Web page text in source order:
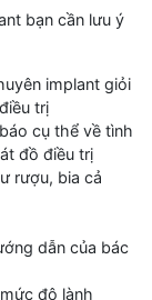
bạn cần lưu ý
implant giỏi
trị
cụ thể về tình
đồ điều trị
rượu, bia cả
dẫn của bác
độ lành